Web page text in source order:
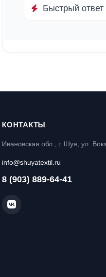
Быстрый ответ
КОНТАКТЫ
Ивановская обл., г. Шуя, ул.
info@shuyatextil.ru
8 (903) 889-64-41